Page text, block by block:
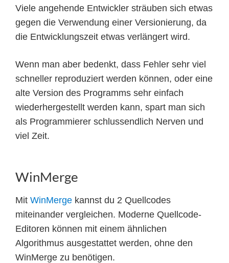
Viele angehende Entwickler sträuben sich etwas
gegen die Verwendung einer Versionierung, da
die Entwicklungszeit etwas verlängert wird.
Wenn man aber bedenkt, dass Fehler sehr viel
schneller reproduziert werden können, oder eine
alte Version des Programms sehr einfach
wiederhergestellt werden kann, spart man sich
als Programmierer schlussendlich Nerven und
viel Zeit.
WinMerge
Mit WinMerge kannst du 2 Quellcodes
miteinander vergleichen. Moderne Quellcode-
Editoren können mit einem ähnlichen
Algorithmus ausgestattet werden, ohne den
WinMerge zu benötigen.